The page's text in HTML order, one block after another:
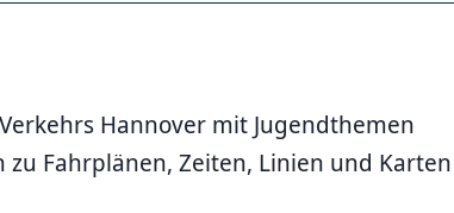
Hannover mit Jugendthemen
Fahrplänen, Zeiten, Linien und Karten